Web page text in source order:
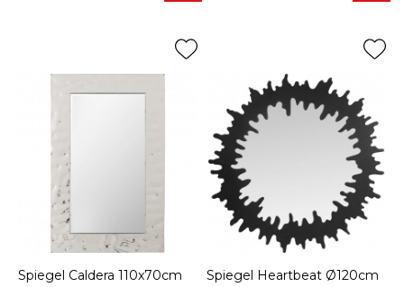
Spiegel Caldera 110x70cm
Spiegel Heartbeat Ø120cm